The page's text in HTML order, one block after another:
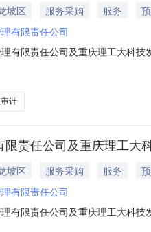
坡区 服务采购 服务
有限责任公司
有限责任公司及重庆理工大科
：审计服务）包1（标的物种数
计
责任公司及重庆理工
坡区 服务采购 服务
有限责任公司
有限责任公司及重庆理工大科